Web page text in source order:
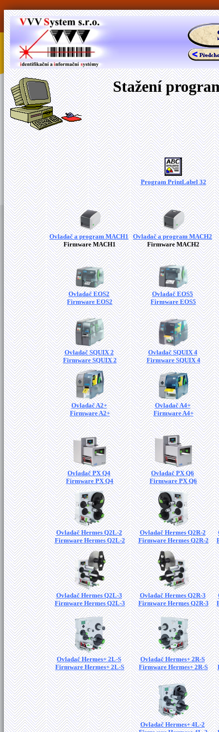
Stažení
Program PrintLabel 32
Ovladač a program MACH1
Firmware MACH1
Ovladač a program MACH2
Firmware MACH2
Ovladač EOS2
Firmware EOS2
Ovladač EOS5
Firmware EOS5
Ovladač SQUIX 2
Firmware SQUIX 2
Ovladač SQUIX 4
Firmware SQUIX 4
Ovladač A2+
Firmware A2+
Ovladač A4+
Firmware A4+
Ovladač PX Q4
Firmware PX Q4
Ovladač PX Q6
Firmware PX Q6
Ovladač Hermes Q2L-2
Firmware Hermes Q2L-2
Ovladač Hermes Q2R-2
Firmware Hermes Q2R-2
Ovladač Hermes Q2L-3
Firmware Hermes Q2L-3
Ovladač Hermes Q2R-3
Firmware Hermes Q2R-3
Ovladač Hermes+ 2L-S
Firmware Hermes+ 2L-S
Ovladač Hermes+ 2R-S
Firmware Hermes+ 2R-S
Ovladač Hermes+ 4L-2